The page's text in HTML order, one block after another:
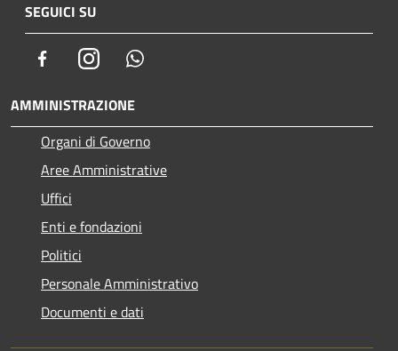
SEGUICI SU
FacebookInstagram
AMMINISTRAZIONE
Organi di Governo
Aree Amministrative
Uffici
Enti e fondazioni
Politici
Personale Amministrativo
Documenti e dati